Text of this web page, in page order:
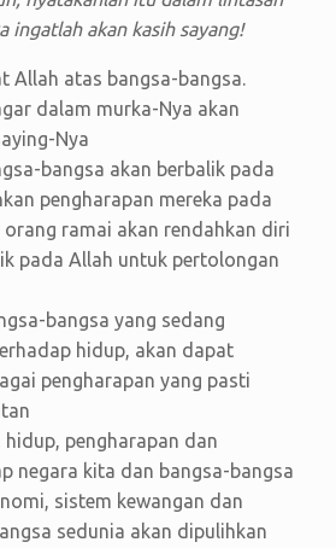
ingatlah akan kasih sayang!
Allah atas bangsa-bangsa.
dalam murka-Nya akan
Nya
bangsa akan berbalik pada
pengharapan mereka pada
orang ramai akan rendahkan diri
pada Allah untuk pertolongan
bangsa yang sedang
hidup, akan dapat
pengharapan yang pasti
hidup, pengharapan dan
negara kita dan bangsa-bangsa
sistem kewangan dan
sedunia akan dipulihkan